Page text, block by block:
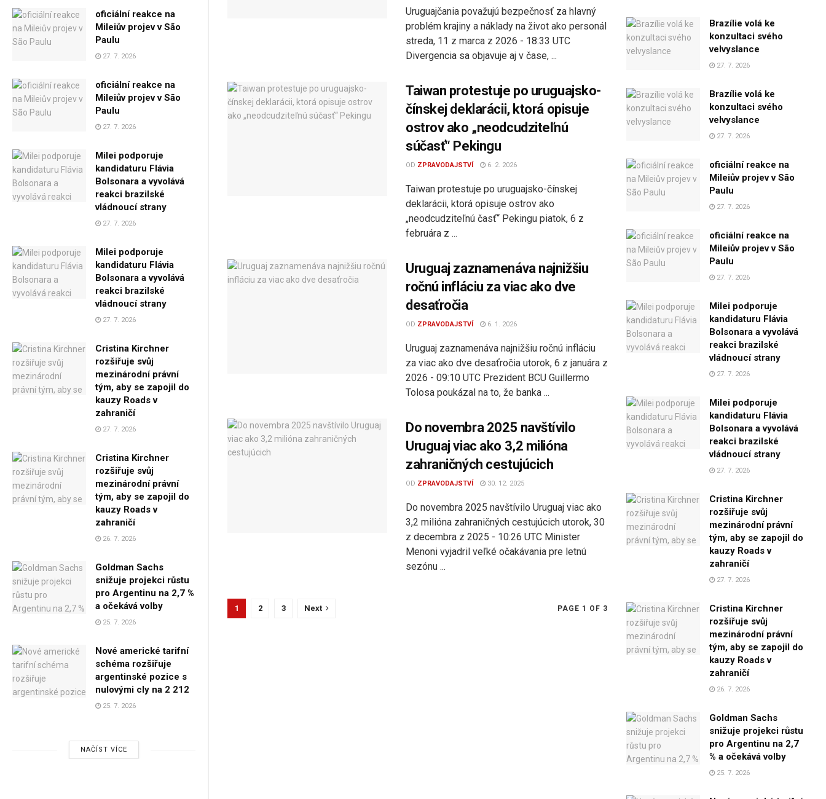
oficiální reakce na
Mileiův projev v São
Paulu
27. 7. 2026
oficiální reakce na
Mileiův projev v São
Paulu
27. 7. 2026
Milei podporuje
kandidaturu Flávia
Bolsonara a vyvolává
reakci brazilské
vládnoucí strany
27. 7. 2026
Milei podporuje
kandidaturu Flávia
Bolsonara a vyvolává
reakci brazilské
vládnoucí strany
27. 7. 2026
Cristina Kirchner
rozšiřuje svůj
mezinárodní právní
tým, aby se zapojil do
kauzy Roads v
zahraničí
27. 7. 2026
Cristina Kirchner
rozšiřuje svůj
mezinárodní právní
tým, aby se zapojil do
kauzy Roads v
zahraničí
26. 7. 2026
Goldman Sachs
snižuje projekci růstu
pro Argentinu na 2,7 %
a očekává volby
25. 7. 2026
Nové americké tarifní
schéma rozšiřuje
argentinské pozice s
nulovými cly na 2 212
25. 7. 2026
NAČÍST VÍCE
Uruguajčania považujú bezpečnosť za hlavný
problém krajiny a náklady na život ako personál
streda, 11 z marca z 2026 - 18:33 UTC
Divergencia sa objavuje aj v čase, ...
Taiwan protestuje po uruguajsko-
čínskej deklarácii, ktorá opisuje
ostrov ako „neodcudziteľnú
súčasť“ Pekingu
OD ZPRAVODAJSTVÍ 6. 2. 2026
Taiwan protestuje po uruguajsko-čínskej
deklarácii, ktorá opisuje ostrov ako
„neodcudziteľnú časť“ Pekingu piatok, 6 z
februára z ...
Uruguaj zaznamenáva najnižšiu
ročnú infláciu za viac ako dve
desaťročia
OD ZPRAVODAJSTVÍ 6. 1. 2026
Uruguaj zaznamenáva najnižšiu ročnú infláciu
za viac ako dve desaťročia utorok, 6 z januára z
2026 - 09:10 UTC Prezident BCU Guillermo
Tolosa poukázal na to, že banka ...
Do novembra 2025 navštívilo
Uruguaj viac ako 3,2 milióna
zahraničných cestujúcich
OD ZPRAVODAJSTVÍ 30. 12. 2025
Do novembra 2025 navštívilo Uruguaj viac ako
3,2 milióna zahraničných cestujúcich utorok, 30
z decembra z 2025 - 10:26 UTC Minister
Menoni vyjadril veľké očakávania pre letnú
sezónu ...
PAGE 1 OF 3
1 2 3 Next
Brazílie volá ke
konzultaci svého
velvyslance
27. 7. 2026
Brazílie volá ke
konzultaci svého
velvyslance
27. 7. 2026
oficiální reakce na
Mileiův projev v São
Paulu
27. 7. 2026
oficiální reakce na
Mileiův projev v São
Paulu
27. 7. 2026
Milei podporuje
kandidaturu Flávia
Bolsonara a vyvolává
reakci brazilské
vládnoucí strany
27. 7. 2026
Milei podporuje
kandidaturu Flávia
Bolsonara a vyvolává
reakci brazilské
vládnoucí strany
27. 7. 2026
Cristina Kirchner
rozšiřuje svůj
mezinárodní právní
tým, aby se zapojil do
kauzy Roads v
zahraničí
27. 7. 2026
Cristina Kirchner
rozšiřuje svůj
mezinárodní právní
tým, aby se zapojil do
kauzy Roads v
zahraničí
26. 7. 2026
Goldman Sachs
snižuje projekci růstu
pro Argentinu na 2,7
% a očekává volby
25. 7. 2026